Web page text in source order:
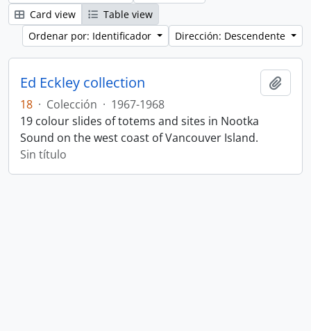
Card view
Table view
Ordenar por: Identificador
Dirección: Descendente
Ed Eckley collection
18 · Colección · 1967-1968
19 colour slides of totems and sites in Nootka
Sound on the west coast of Vancouver Island.
Sin título